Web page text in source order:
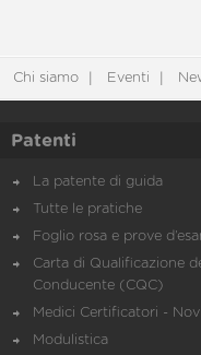
Chi siamo Eventi
Patenti
La patente di guida
Tutte le pratiche
Foglio rosa e prove
Carta di Qualificazione
Conducente (CQC)
Medici Certificatori -
Modulistica